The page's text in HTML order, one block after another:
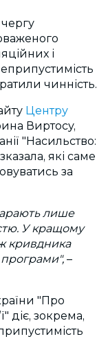
і
чинність.
Центру
Виртосу,
"Насильство:
які саме
за
лише
У кращому
кривдника
–
"Про
діє, зокрема,